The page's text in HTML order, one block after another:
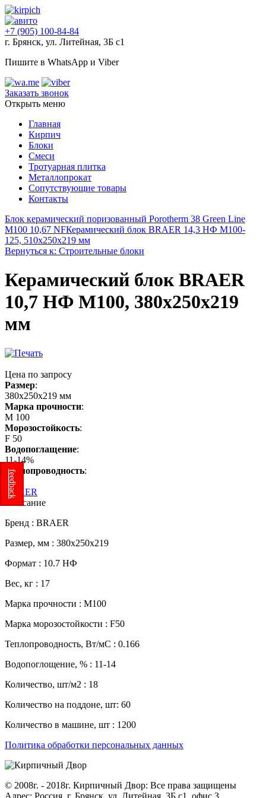
feedback
+7 (905) 100-84-84
г. Брянск, ул. Литейная, 3Б с1
Пишите в WhatsApp и Viber
Заказать звонок
Открыть меню
Главная
Кирпич
Блоки
Смеси
Тротуарная плитка
Металлопрокат
Сопутствующие товары
Контакты
Блок керамический поризованный Porotherm 38 Green Line
M100 10,67 NFКерамический блок BRAER 14,3 НФ М100-
125, 510х250х219 мм
Вернуться к: Строительные блоки
Керамический блок BRAER
10,7 НФ М100, 380х250х219
мм
Цена по запросу
Размер:
380х250х219 мм
Марка прочности:
М 100
Морозостойкость:
F 50
Водопоглащение:
11-14%
Теплопроводность:
0.10
BRAER
Описание
Бренд : BRAER
Размер, мм : 380х250х219
Формат : 10.7 НФ
Вес, кг : 17
Марка прочности : М100
Марка морозостойкости : F50
Теплопроводность, Вт/мС : 0.166
Водопоглощение, % : 11-14
Количество, шт/м2 : 18
Количество на поддоне, шт: 60
Количество в машине, шт : 1200
Политика обработки персональных данных
© 2008г. - 2018г. Кирпичный Двор: Все права защищены
Адрес: Россия, г. Брянск, ул. Литейная, 3Б с1, офис 3.